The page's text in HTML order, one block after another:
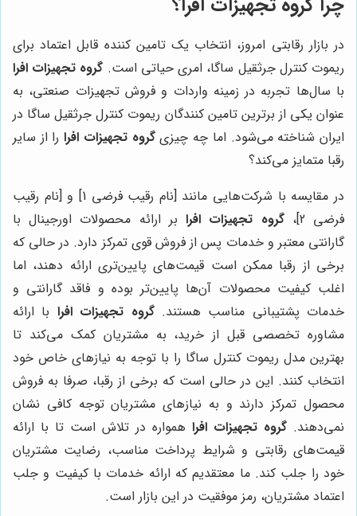
در بازار رقابتی امروز، انتخاب یک تامین کننده قابل اعتماد برای
ریموت کنترل جرثقیل ساگا، امری حیاتی است. گروه تجهیزات افرا
با سال‌ها تجربه در زمینه واردات و فروش تجهیزات صنعتی، به
عنوان یکی از برترین تامین کنندگان ریموت کنترل جرثقیل ساگا در
ایران شناخته می‌شود. اما چه چیزیگروه تجهیزات افرارا از سایر
رقبا متمایز می‌کند؟
در مقایسه با شرکت‌هایی مانند [نام رقیب فرضی 1] و [نام رقیب
فرضی 2]،
گروه تجهیزات افرابر ارائه محصولات اورجینال با
گارانتی معتبر و خدمات پس از فروش قوی تمرکز دارد. در حالی که
برخی از رقبا ممکن است قیمت‌های پایین‌تری ارائه دهند، اما
اغلب کیفیت محصولات آن‌ها پایین‌تر بوده و فاقد گارانتی و
خدمات پشتیبانی مناسب هستند.گروه تجهیزات افرا با ارائه
مشاوره تخصصی قبل از خرید، به مشتریان کمک می‌کند تا
بهترین مدل ریموت کنترل ساگا را با توجه به نیازهای خاص خود
انتخاب کنند. این در حالی است که برخی از رقبا، صرفا به فروش
محصول تمرکز دارند و به نیازهای مشتریان توجه کافی نشان
نمی‌دهند. گروه تجهیزات افرا همواره در تلاش است تا با ارائه
قیمت‌های رقابتی و شرایط پرداخت مناسب، رضایت مشتریان
خود را جلب کند. ما معتقدیم که ارائه خدمات با کیفیت و جلب
اعتماد مشتریان، رمز موفقیت در این بازار است.